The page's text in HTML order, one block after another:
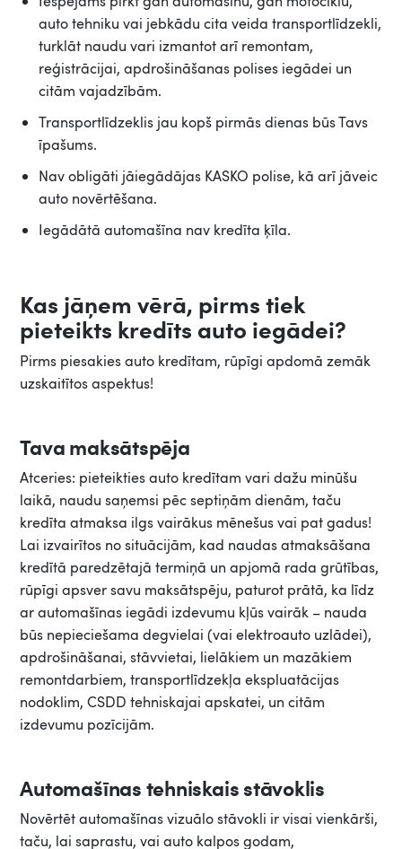
auto tehniku vai jebkādu cita veida transportlīdzekli,
turklāt naudu vari izmantot arī remontam,
reģistrācijai, apdrošināšanas polises iegādei un
citām vajadzībām.
Transportlīdzeklis jau kopš pirmās dienas būs Tavs
īpašums.
Nav obligāti jāiegādājas KASKO polise, kā arī jāveic
auto novērtēšana.
Iegādātā automašīna nav kredīta ķīla.
Kas jāņem vērā, pirms tiek
pieteikts kredīts auto iegādei?
Pirms piesakies auto kredītam, rūpīgi apdomā zemāk
uzskaitītos aspektus!
Tava maksātspēja
Atceries: pieteikties auto kredītam vari dažu minūšu
laikā, naudu saņemsi pēc septiņām dienām, taču
kredīta atmaksa ilgs vairākus mēnešus vai pat gadus!
Lai izvairītos no situācijām, kad naudas atmaksāšana
kredītā paredzētajā termiņā un apjomā rada grūtības,
rūpīgi apsver savu maksātspēju, paturot prātā, ka līdz
ar automašīnas iegādi izdevumu kļūs vairāk – nauda
būs nepieciešama degvielai (vai elektroauto uzlādei),
apdrošināšanai, stāvvietai, lielākiem un mazākiem
remontdarbiem, transportlīdzekļa ekspluatācijas
nodoklim, CSDD tehniskajai apskatei, un citām
izdevumu pozīcijām.
Automašīnas tehniskais stāvoklis
Novērtēt automašīnas vizuālo stāvokli ir visai vienkārši,
taču, lai saprastu, vai auto kalpos godam,